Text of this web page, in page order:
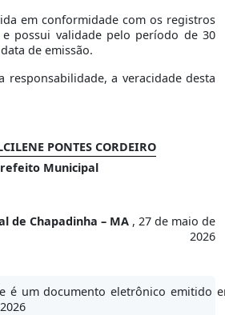
em conformidade com os registros
possui validade pelo período de 30
de emissão.
responsabilidade, a veracidade desta
PONTES CORDEIRO
Municipal
de Chapadinha – MA , 27 de maio de
2026
é um documento eletrônico emitido